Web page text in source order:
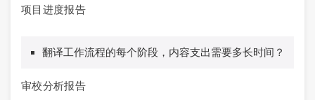
项目进度报告
翻译工作流程的每个阶段，内容支出需要多长时间？
审校分析报告